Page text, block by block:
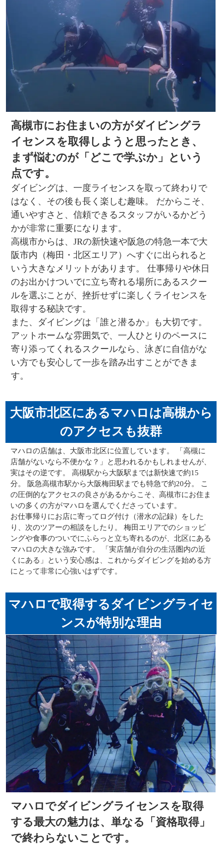
高槻市にお住まいの方がダイビングラ
イセンスを取得しようと思ったとき、
まず悩むのが「どこで学ぶか」という
点です。
ダイビングは、一度ライセンスを取って終わりで
はなく、その後も長く楽しむ趣味。 だからこそ、
通いやすさと、信頼できるスタッフがいるかどう
かが非常に重要になります。
高槻市からは、JRの新快速や阪急の特急一本で大
阪市内（梅田・北区エリア）へすぐに出られると
いう大きなメリットがあります。 仕事帰りや休日
のお出かけついでに立ち寄れる場所にあるスクー
ルを選ぶことが、挫折せずに楽しくライセンスを
取得する秘訣です。
また、ダイビングは「誰と潜るか」も大切です。
アットホームな雰囲気で、一人ひとりのペースに
寄り添ってくれるスクールなら、泳ぎに自信がな
い方でも安心して一歩を踏み出すことができま
す。
大阪市北区にあるマハロは高槻から
のアクセスも抜群
マハロの店舗は、大阪市北区に位置しています。 「高槻に
店舗がないなら不便かな？」と思われるかもしれませんが、
実はその逆です。 高槻駅から大阪駅までは新快速で約15
分。 阪急高槻市駅から大阪梅田駅までも特急で約20分。 こ
の圧倒的なアクセスの良さがあるからこそ、高槻市にお住ま
いの多くの方がマハロを選んでくださっています。
お仕事帰りにお店に寄ってログ付け（潜水の記録）をした
り、次のツアーの相談をしたり。 梅田エリアでのショッピ
ングや食事のついでにふらっと立ち寄れるのが、北区にある
マハロの大きな強みです。 「実店舗が自分の生活圏内の近
くにある」という安心感は、これからダイビングを始める方
にとって非常に心強いはずです。
マハロで取得するダイビングライセ
ンスが特別な理由
マハロでダイビングライセンスを取得
する最大の魅力は、単なる「資格取得」
で終わらないことです。